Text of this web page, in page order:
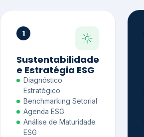
1
Sustentabilidade
e Estratégia ESG
Diagnóstico
Estratégico
Benchmarking Setorial
Agenda ESG
Análise de Maturidade
ESG